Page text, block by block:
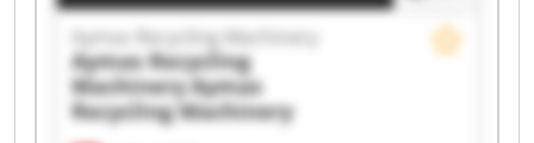
Aymas Recycling Machinery
Aymas Recycling
Machinery Aymas
Recycling Machinery